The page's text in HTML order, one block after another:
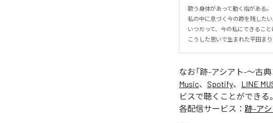
歌う身体があって動く指がある。
私の中に息づく今の跡を残したい
いつだって、今の私にできるこ
こうした思いで生まれた平田まり
なお「跡-アシアト-〜古典
Music、 Spotify、 LINE
ビスで聴くことができる。
各配信サービス： 跡-ア